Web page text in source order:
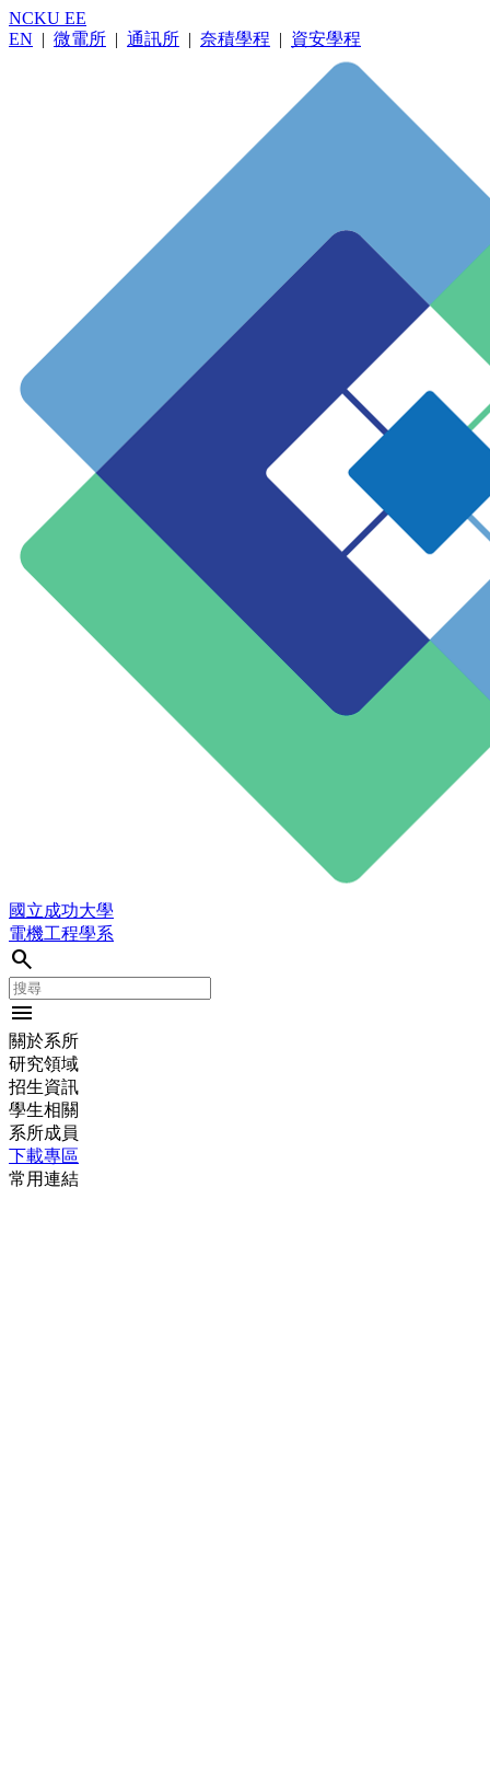
NCKU EE
EN | 微電所 | 通訊所 | 奈積學程 | 資安學程
國立成功大學
電機工程學系
search
menu
關於系所
研究領域
招生資訊
學生相關
系所成員
下載專區
常用連結